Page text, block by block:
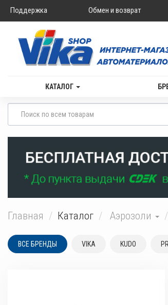
Поддержка Обмен и возврат
КАТАЛОГ
Главная Каталог Аэрозоли
ВСЕ БРЕНДЫ VIKA KUDO